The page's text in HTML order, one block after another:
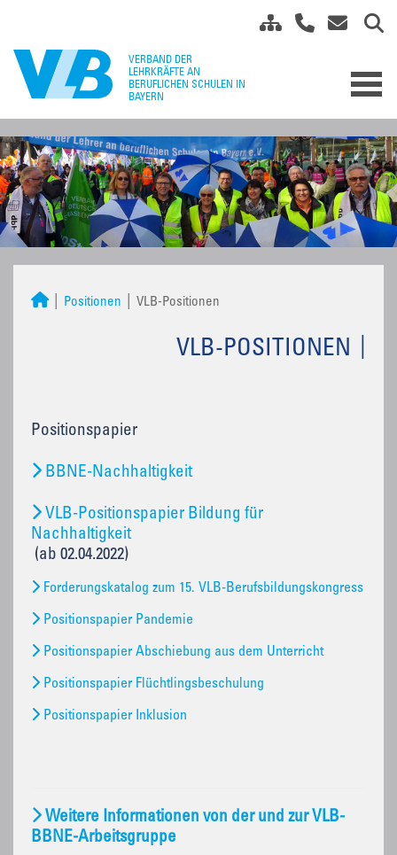
Positionen VLB-Positionen
VLB-POSITIONEN
Positionspapier
BBNE-Nachhaltigkeit
VLB-Positionspapier Bildung für
Nachhaltigkeit
(ab 02.04.2022)
Forderungskatalog zum 15. VLB-Berufsbildungskongress
Positionspapier Pandemie
Positionspapier Abschiebung aus dem Unterricht
Positionspapier Flüchtlingsbeschulung
Positionspapier Inklusion
Weitere Informationen von der und zur VLB-
BBNE-Arbeitsgruppe